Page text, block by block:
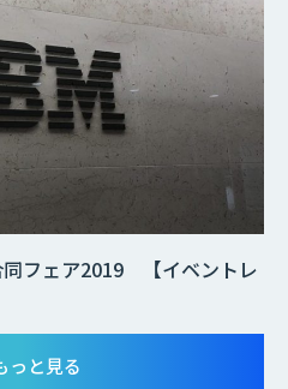
フェア2019 【イベントレ
っと見る